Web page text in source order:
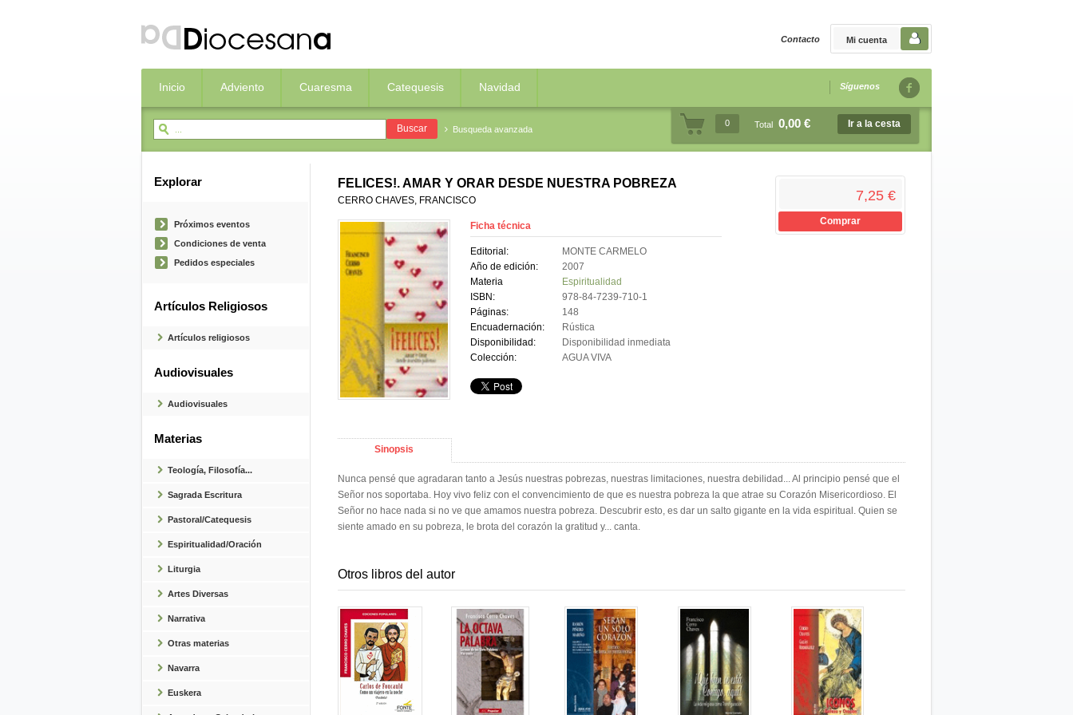
Mi cuenta
Contacto
Inicio Adviento Cuaresma Catequesis Navidad Síguenos
Busqueda avanzada
0 Total 0,00 € Ir a la cesta
Explorar
Próximos eventos
Condiciones de venta
Pedidos especiales
Artículos Religiosos
Artículos religiosos
Audiovisuales
Audiovisuales
Materias
Teología, Filosofía...
Sagrada Escritura
Pastoral/Catequesis
Espiritualidad/Oración
Liturgia
Artes Diversas
Narrativa
Otras materias
Navarra
Euskera
FELICES!. AMAR Y ORAR DESDE NUESTRA POBREZA
CERRO CHAVES, FRANCISCO
Ficha técnica
Editorial:
MONTE CARMELO
Año de edición:
2007
Materia
Espiritualidad
ISBN:
978-84-7239-710-1
Páginas:
148
Encuadernación:
Rústica
Disponibilidad:
Disponibilidad inmediata
Colección:
AGUA VIVA
7,25 €
Comprar
Sinopsis
Nunca pensé que agradaran tanto a Jesús nuestras pobrezas, nuestras limitaciones, nuestra debilidad... Al principio pensé que el
Señor nos soportaba. Hoy vivo feliz con el convencimiento de que es nuestra pobreza la que atrae su Corazón Misericordioso. El
Señor no hace nada si no ve que amamos nuestra pobreza. Descubrir esto, es dar un salto gigante en la vida espiritual. Quien se
siente amado en su pobreza, le brota del corazón la gratitud y... canta.
Otros libros del autor